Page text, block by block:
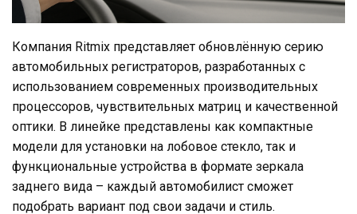
Компания Ritmix представляет обновлённую серию
автомобильных регистраторов, разработанных с
использованием современных производительных
процессоров, чувствительных матриц и качественной
оптики. В линейке представлены как компактные
модели для установки на лобовое стекло, так и
функциональные устройства в формате зеркала
заднего вида – каждый автомобилист сможет
подобрать вариант под свои задачи и стиль.